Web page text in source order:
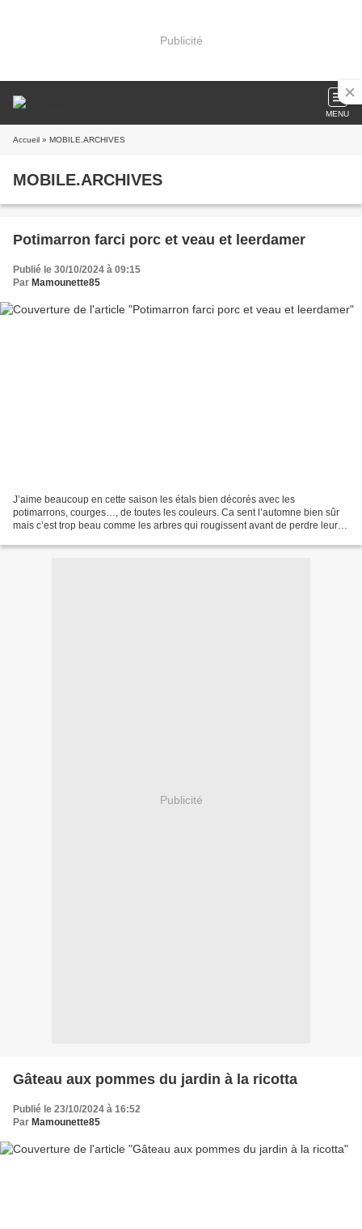
Publicité
MENU
Accueil » MOBILE.ARCHIVES
MOBILE.ARCHIVES
Potimarron farci porc et veau et leerdamer
Publié le 30/10/2024 à 09:15
Par Mamounette85
J’aime beaucoup en cette saison les étals bien décorés avec les
potimarrons, courges…, de toutes les couleurs. Ca sent l’automne bien sûr
mais c’est trop beau comme les arbres qui rougissent avant de perdre leur
Publicité
Gâteau aux pommes du jardin à la ricotta
Publié le 23/10/2024 à 16:52
Par Mamounette85